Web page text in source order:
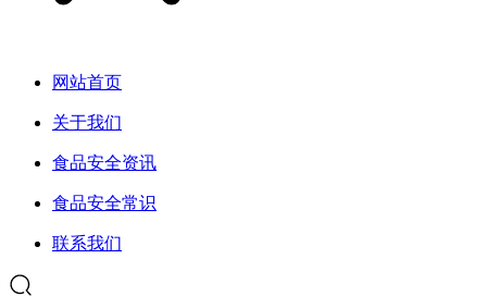
网站首页
关于我们
食品安全资讯
食品安全常识
联系我们